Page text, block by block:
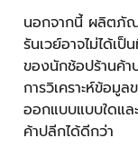
นอกจากนี้ ผลิตภั
รันเวย์อาจไม่ได้เ
ของนักช้อปร้านค้
การวิเคราะห์ข้อมู
ออกแบบแบบใดแล
ค้าปลีกได้ดีกว่า